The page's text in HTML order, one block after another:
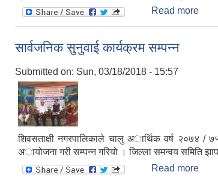
Read more
सार्वजनिक सुनुवाई कार्यक्रम सम्पन्न
Submitted on: Sun, 03/18/2018 - 15:57
शिवसताक्षी नगरपालिकाले चालु अार्थिक वर्ष २०७४ /
अायोजना गरी सम्पन्न गरियो । जिल्ला समन्वय समिति
Read more